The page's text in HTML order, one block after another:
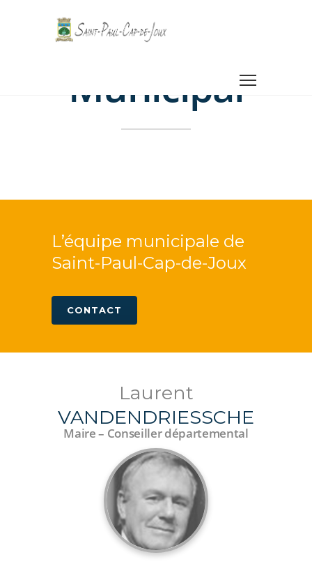
Le Conseil
Municipal
L’équipe municipale de
Saint-Paul-Cap-de-Joux
CONTACT
Laurent
VANDENDRIESSCHE
Maire – Conseiller départemental